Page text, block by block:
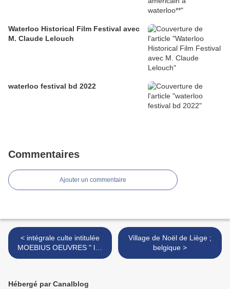
Waterloo Historical Film Festival avec
M. Claude Lelouch
waterloo festival bd 2022
Commentaires
Ajouter un commentaire
< intégrale culte intitulée
MOEBIUS OEUVRES " les
années Métal Hurlant ".
Village de Noël de Liège ;
belgique >
Hébergé par Canalblog